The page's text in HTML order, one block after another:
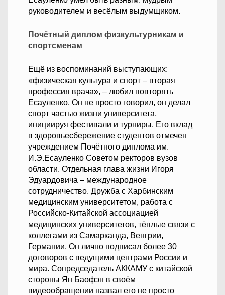
руководителем и весёлым выдумщиком.
Почётный диплом физкультурникам и
спортсменам
Ещё из воспоминаний выступающих:
«физическая культура и спорт – вторая
профессия врача», – любил повторять
Есауленко. Он не просто говорил, он делал
спорт частью жизни университета,
инициируя фестивали и турниры. Его вклад
в здоровьесбережение студентов отмечен
учреждением Почётного диплома им.
И.Э.Есауленко Советом ректоров вузов
области. Отдельная глава жизни Игоря
Эдуардовича – международное
сотрудничество. Дружба с Харбинским
медицинским университетом, работа с
Российско-Китайской ассоциацией
медицинских университетов, тёплые связи с
коллегами из Самарканда, Венгрии,
Германии. Он лично подписал более 30
договоров с ведущими центрами России и
мира. Сопредседатель АККАМУ с китайской
стороны Ян Баофэн в своём
видеообращении назвал его не просто